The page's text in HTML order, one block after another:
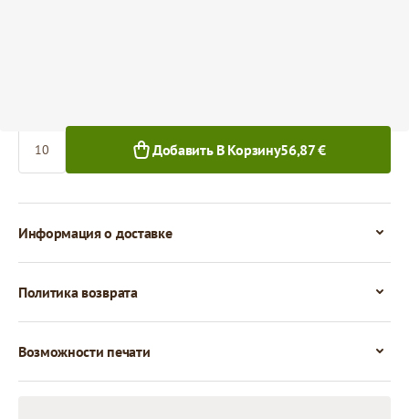
Количество
Добавить В Корзину56,87 €
Информация о доставке
Политика возврата
Возможности печати